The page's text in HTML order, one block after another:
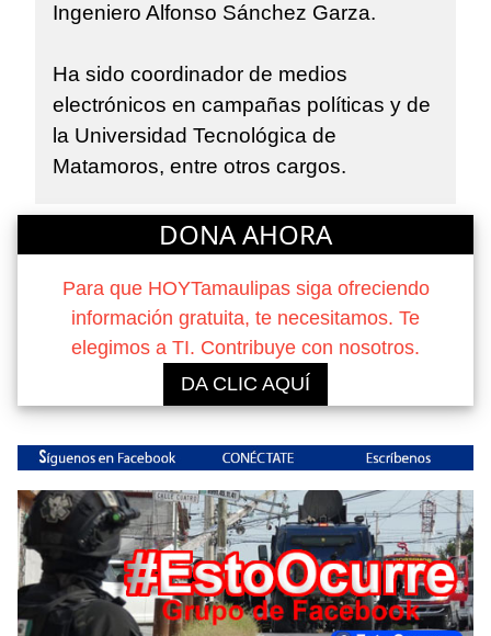
Ingeniero Alfonso Sánchez Garza.
Ha sido coordinador de medios
electrónicos en campañas políticas y de
la Universidad Tecnológica de
Matamoros, entre otros cargos.
DONA AHORA
Para que HOYTamaulipas siga ofreciendo
información gratuita, te necesitamos. Te
elegimos a TI. Contribuye con nosotros.
DA CLIC AQUÍ